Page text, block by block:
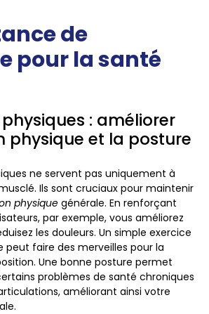
de
pour la santé
: améliorer
physique et la posture
ne servent pas uniquement à
Ils sont cruciaux pour maintenir
physiquegénérale. En renforçant
par exemple, vous améliorez
les douleurs. Un simple exercice
peut faire des merveilles pour la
. Une bonne posture permet
problèmes de santé chroniques
améliorant ainsi votre